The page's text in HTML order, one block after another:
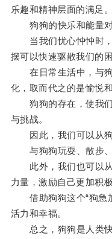
乐趣和精神层面的满足。
狗狗的快乐和能量对
当我们忧心忡忡时，
摆可以快速驱散我们的困
在日常生活中，与狗
化，取而代之的是愉悦
狗狗的存在，使我们
与挑战。
因此，我们可以从狗
与狗狗玩耍、散步、
此外，我们也可以从
力量，激励自己更加积
借助狗狗这个“狗急加
活力和幸福。
总之，狗狗是人类快